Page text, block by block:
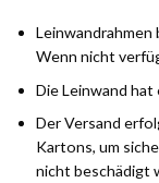
Wenn nicht
Die Leinwand hat
Der Versand
Kartons, um
nicht beschädigt